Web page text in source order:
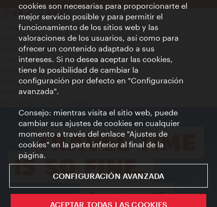
Contacto
Aviso legal
Política de privacidad de datos
Terms of Use
Accesibilidad
Contacto para la prensa
Ajustes de cookie
cookies son necesarias para proporcionarte el
mejor servicio posible y para permitir el
funcionamiento de los sitios web y las
valoraciones de los usuarios, así como para
ofrecer un contenido adaptado a sus
intereses. Si no desea aceptar las cookies,
tiene la posibilidad de cambiar la
configuración por defecto en "Configuración
avanzada".
Consejo: mientras visita el sitio web, puede
cambiar sus ajustes de cookies en cualquier
momento a través del enlace "Ajustes de
cookies" en la parte inferior al final de la
página.
CONFIGURACIÓN AVANZADA
ACEPTAR TODAS LAS COOKIES